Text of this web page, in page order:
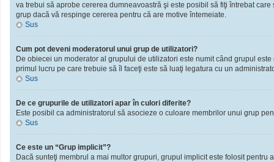
va trebui să aprobe cererea dumneavoastră şi este posibil să fiţi întrebat
grup dacă vă respinge cererea pentru că are motive întemeiate.
Sus
Cum pot deveni moderatorul unui grup de utilizatori?
De obiecei un moderator al grupului de utilizatori este numit când grupul
primul lucru pe care trebuie să îl faceţi este să luaţi legatura cu un
Sus
De ce grupurile de utilizatori apar în culori diferite?
Este posibil ca administratorul să asocieze o culoare membrilor unui grup
Sus
Ce este un “Grup implicit”?
Dacă sunteţi membrul a mai multor grupuri, grupul implicit este folosit